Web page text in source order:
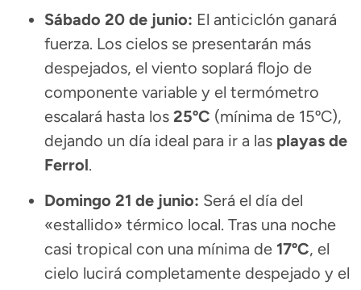
Sábado 20 de junio: El anticiclón ganará
fuerza. Los cielos se presentarán más
despejados, el viento soplará flojo de
componente variable y el termómetro
escalará hasta los 25ºC (mínima de 15ºC),
dejando un día ideal para ir a las playas de
Ferrol.
Domingo 21 de junio: Será el día del
«estallido» térmico local. Tras una noche
casi tropical con una mínima de 17ºC, el
cielo lucirá completamente despejado y el